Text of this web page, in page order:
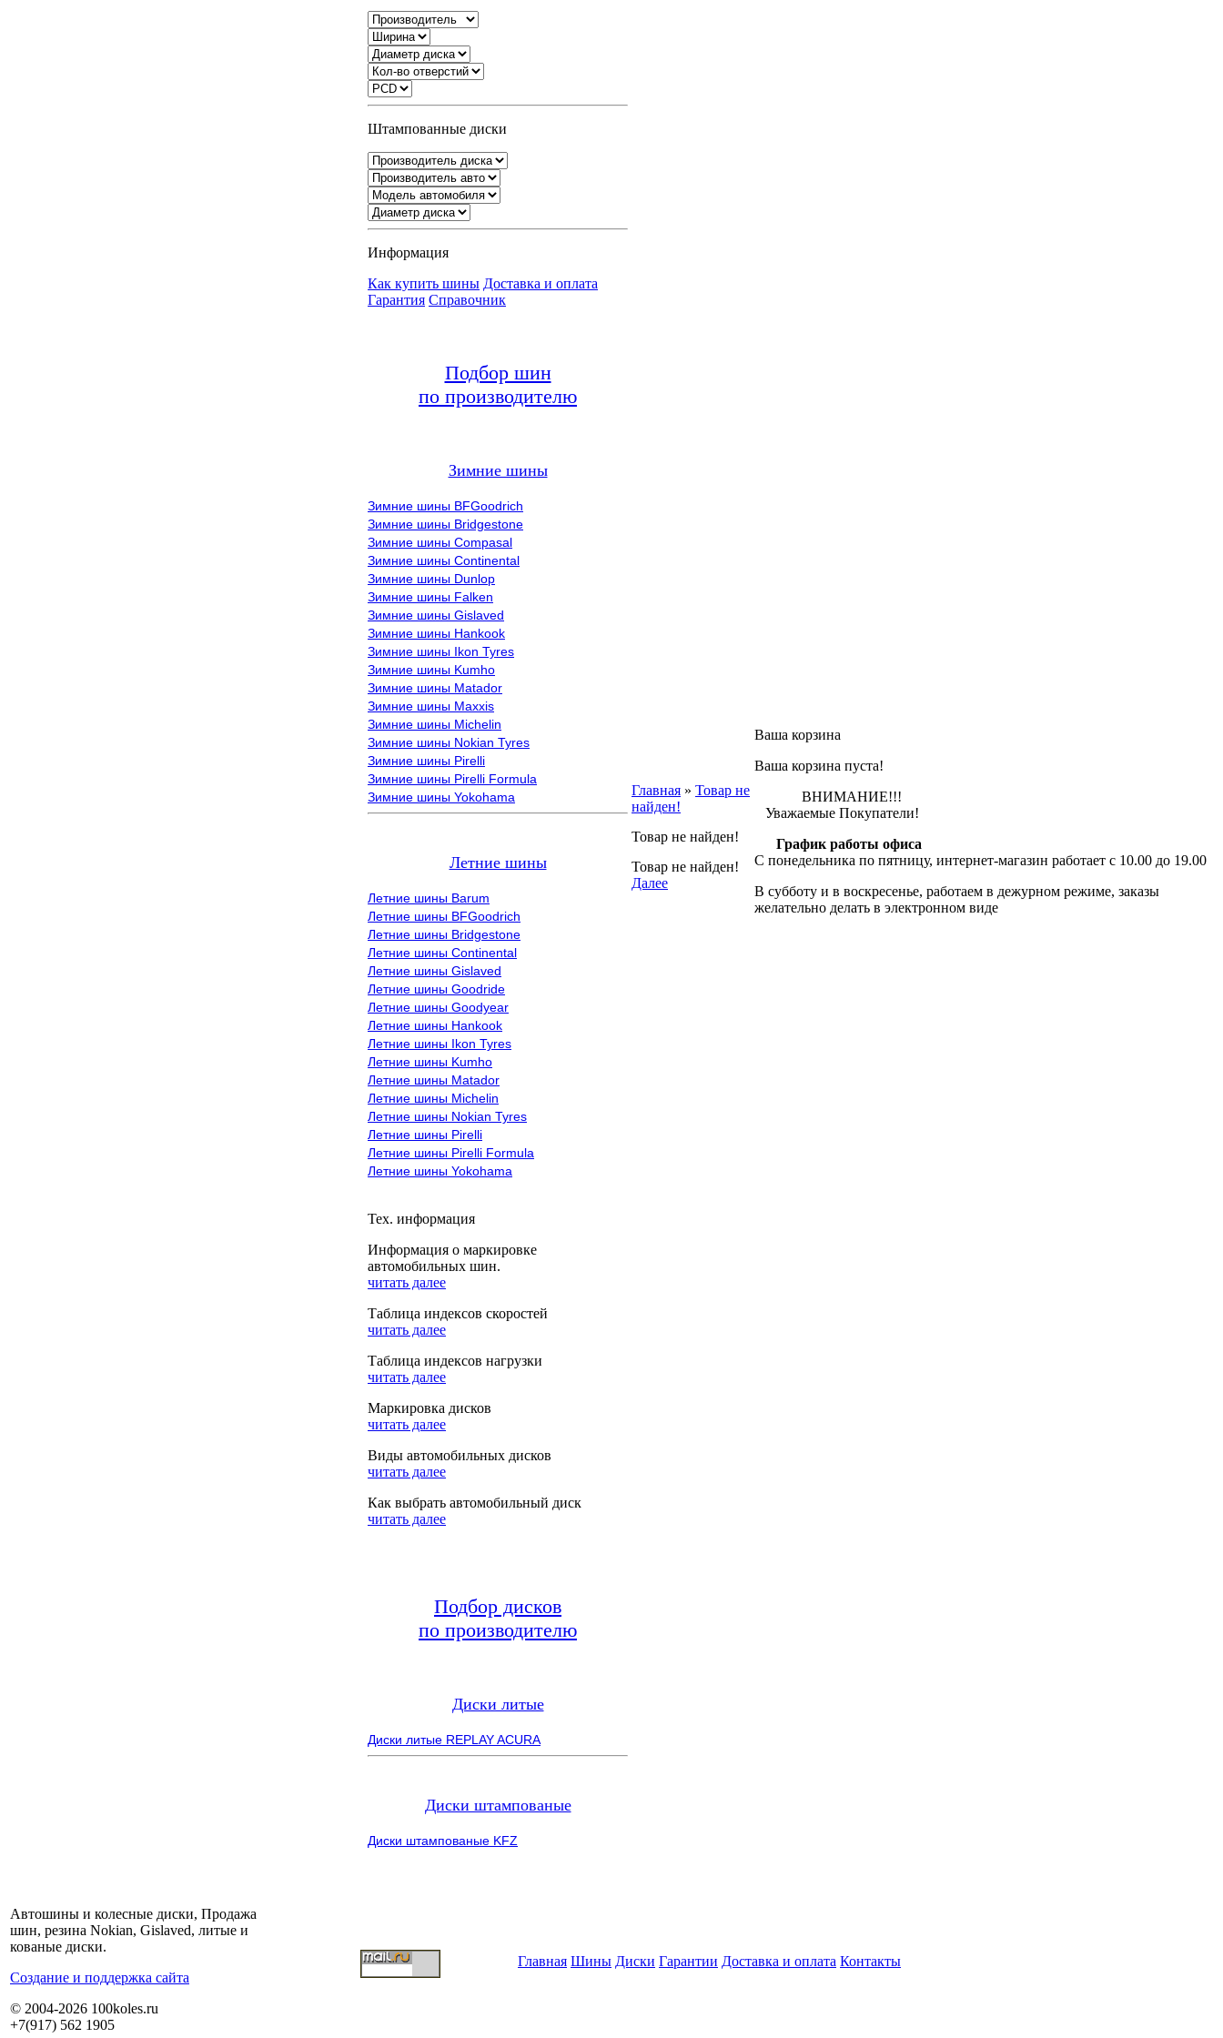
Штампованные диски
Информация
Как купить шины Доставка и оплата
Гарантия Справочник
Подбор шин
по производителю
Зимние шины
Зимние шины BFGoodrich
Зимние шины Bridgestone
Зимние шины Compasal
Зимние шины Continental
Зимние шины Dunlop
Зимние шины Falken
Зимние шины Gislaved
Зимние шины Hankook
Зимние шины Ikon Tyres
Зимние шины Kumho
Зимние шины Matador
Зимние шины Maxxis
Зимние шины Michelin
Зимние шины Nokian Tyres
Зимние шины Pirelli
Зимние шины Pirelli Formula
Зимние шины Yokohama
Летние шины
Летние шины Barum
Летние шины BFGoodrich
Летние шины Bridgestone
Летние шины Continental
Летние шины Gislaved
Летние шины Goodride
Летние шины Goodyear
Летние шины Hankook
Летние шины Ikon Tyres
Летние шины Kumho
Летние шины Matador
Летние шины Michelin
Летние шины Nokian Tyres
Летние шины Pirelli
Летние шины Pirelli Formula
Летние шины Yokohama
Тех. информация
Информация о маркировке
автомобильных шин.
читать далее
Таблица индексов скоростей
читать далее
Таблица индексов нагрузки
читать далее
Маркировка дисков
читать далее
Виды автомобильных дисков
читать далее
Как выбрать автомобильный диск
читать далее
Подбор дисков
по производителю
Диски литые
Диски литые REPLAY ACURA
Диски штампованые
Диски штампованые KFZ
Главная » Товар не
найден!
Товар не найден!
Товар не найден!
Далее
Ваша корзина
Ваша корзина пуста!
ВНИМАНИЕ!!!
Уважаемые Покупатели!
График работы офиса
С понедельника по пятницу, интернет-магазин работает с 10.00 до 19.00
В субботу и в воскресенье, работаем в дежурном режиме, заказы
желательно делать в электронном виде
Автошины и колесные диски, Продажа
шин, резина Nokian, Gislaved, литые и
кованые диски.
Cоздание и поддержка сайта
© 2004-2026 100koles.ru
+7(917) 562 1905
Главная Шины Диски Гарантии Доставка и оплата Контакты